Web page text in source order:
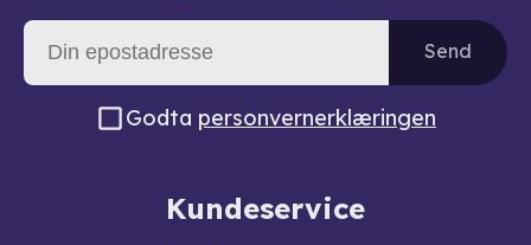
Send
Godta personvernerklæringen
Kundeservice